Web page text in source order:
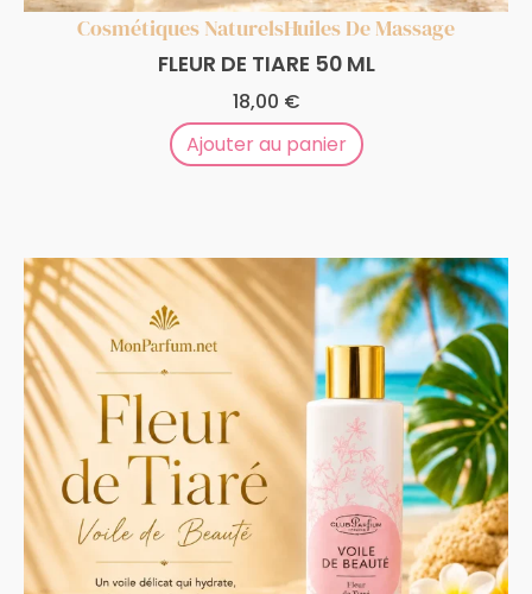
Cosmétiques NaturelsHuiles De Massage
FLEUR DE TIARE 50 ML
18,00 €
Ajouter au panier